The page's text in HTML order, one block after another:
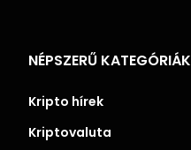
NÉPSZERŰ KATEGÓRIÁK
Kripto hírek
Kriptovaluta